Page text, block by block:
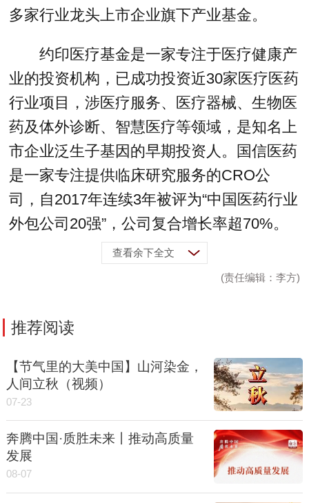
多家行业龙头上市企业旗下产业基金。
约印医疗基金是一家专注于医疗健康产
业的投资机构，已成功投资近30家医疗医药
行业项目，涉医疗服务、医疗器械、生物医
药及体外诊断、智慧医疗等领域，是知名上
市企业泛生子基因的早期投资人。国信医药
是一家专注提供临床研究服务的CRO公
司，自2017年连续3年被评为“中国医药行业
外包公司20强”，公司复合增长率超70%。
查看余下全文
(责任编辑：李方)
推荐阅读
【节气里的大美中国】山河染金，
人间立秋（视频）
07-23
奔腾中国·质胜未来丨推动高质量
发展
08-07